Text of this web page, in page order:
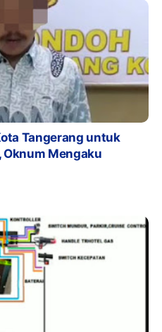
Tangerang untuk
Oknum Mengaku